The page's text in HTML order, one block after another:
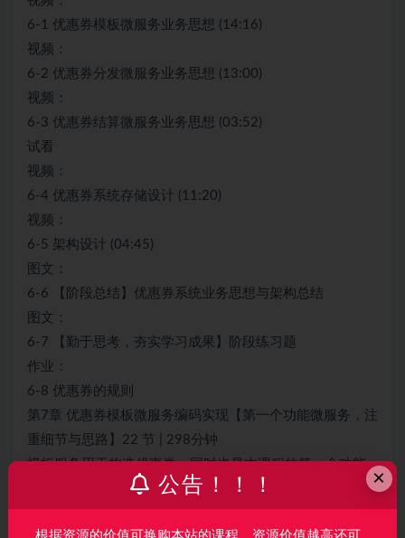
6-1 优惠券模板微服务业务思想 (14:16)
视频：
6-2 优惠券分发微服务业务思想 (13:00)
视频：
6-3 优惠券结算微服务业务思想 (03:52)
试看
视频：
6-4 优惠券系统存储设计 (11:20)
视频：
6-5 架构设计 (04:45)
图文：
6-6 【阶段总结】优惠券系统业务思想与架构总结
图文：
6-7 【勤于思考，夯实学习成果】阶段练习题
作业：
6-8 优惠券的规则
第7章 优惠券模板微服务编码实现【第一个功能微服务，注
重细节与思路】22 节 | 298分钟
模板服务用于构造优惠券，同时也是本课程的第一个功能
微服务。这一章将会完成模板服务的代码编写（包含用于
测试功能的测试用例），需要特别注意代码之间的安排、
×
公告！！！